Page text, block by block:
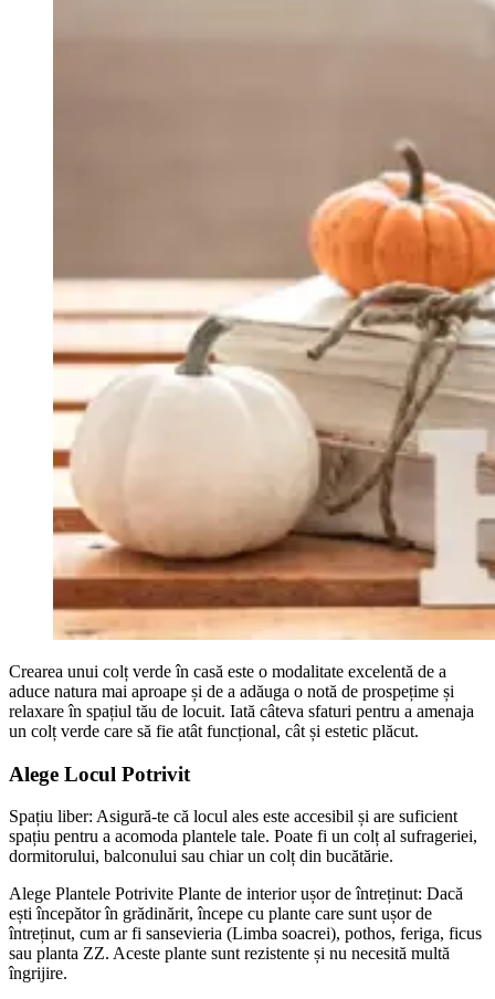
Crearea unui colț verde în casă este o modalitate excelentă de a
aduce natura mai aproape și de a adăuga o notă de prospețime și
relaxare în spațiul tău de locuit. Iată câteva sfaturi pentru a amenaja
un colț verde care să fie atât funcțional, cât și estetic plăcut.
Alege Locul Potrivit
Spațiu liber: Asigură-te că locul ales este accesibil și are suficient
spațiu pentru a acomoda plantele tale. Poate fi un colț al sufrageriei,
dormitorului, balconului sau chiar un colț din bucătărie.
Alege Plantele Potrivite Plante de interior ușor de întreținut: Dacă
ești începător în grădinărit, începe cu plante care sunt ușor de
întreținut, cum ar fi sansevieria (Limba soacrei), pothos, feriga, ficus
sau planta ZZ. Aceste plante sunt rezistente și nu necesită multă
îngrijire.